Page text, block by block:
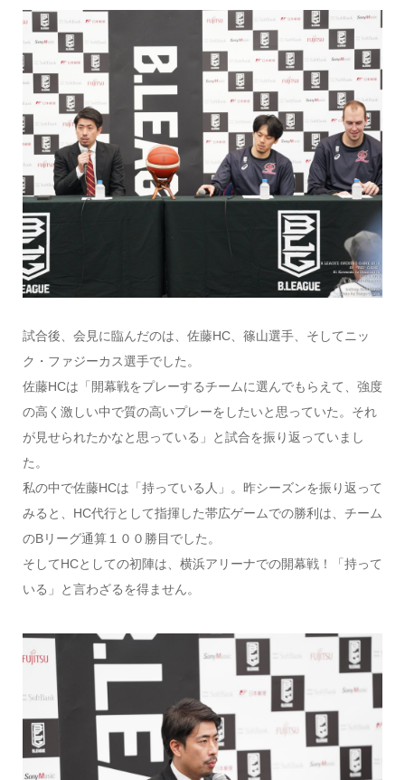
試合後、会見に臨んだのは、佐藤HC、篠山選手、そしてニッ
ク・ファジーカス選手でした。
佐藤HCは「開幕戦をプレーするチームに選んでもらえて、強度
の高く激しい中で質の高いプレーをしたいと思っていた。それ
が見せられたかなと思っている」と試合を振り返っていまし
た。
私の中で佐藤HCは「持っている人」。昨シーズンを振り返って
みると、HC代行として指揮した帯広ゲームでの勝利は、チーム
のBリーグ通算１００勝目でした。
そしてHCとしての初陣は、横浜アリーナでの開幕戦！「持って
いる」と言わざるを得ません。